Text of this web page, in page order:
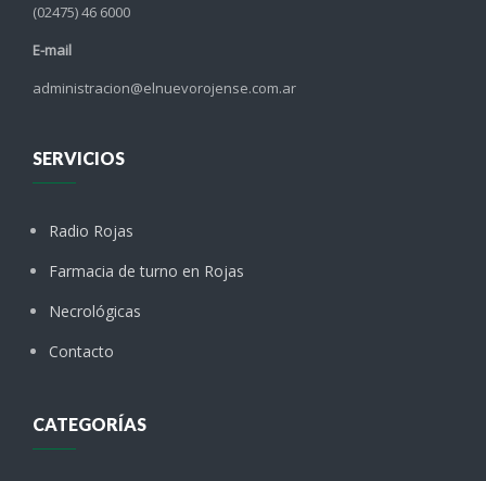
(02475) 46 6000
E-mail
administracion@elnuevorojense.com.ar
SERVICIOS
Radio Rojas
Farmacia de turno en Rojas
Necrológicas
Contacto
CATEGORÍAS